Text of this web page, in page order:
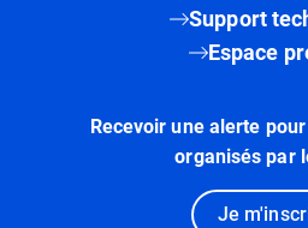
Support
Espace
Recevoir une alerte
organisés par
Je